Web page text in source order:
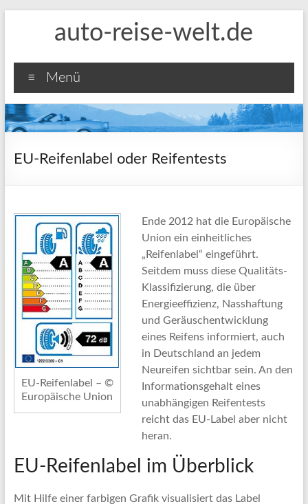
auto-reise-welt.de
Menü
EU-Reifenlabel oder Reifentests
EU-Reifenlabel – ©
Europäische Union
Ende 2012 hat die Europäische
Union ein einheitliches
„Reifenlabel“ eingeführt.
Seitdem muss diese Qualitäts-
Klassifizierung, die über
Energieeffizienz, Nasshaftung
und Geräuschentwicklung
eines Reifens informiert, auch
in Deutschland an jedem
Neureifen sichtbar sein. An den
Informationsgehalt eines
unabhängigen Reifentests
reicht das EU-Label aber nicht
heran.
EU-Reifenlabel im Überblick
Mit Hilfe einer farbigen Grafik visualisiert das Label